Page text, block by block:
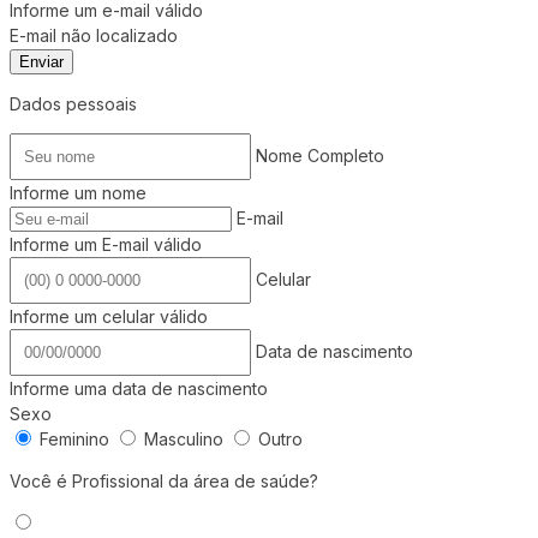
Informe um e-mail válido
E-mail não localizado
Enviar
Dados pessoais
Nome Completo
Informe um nome
E-mail
Informe um E-mail válido
Celular
Informe um celular válido
Data de nascimento
Informe uma data de nascimento
Sexo
Feminino
Masculino Outro
Você é Profissional da área de saúde?